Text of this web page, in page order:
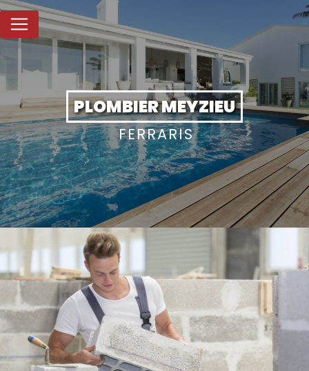
PLOMBIER MEYZIEU
FERRARIS
Panneau de gestion des cookies